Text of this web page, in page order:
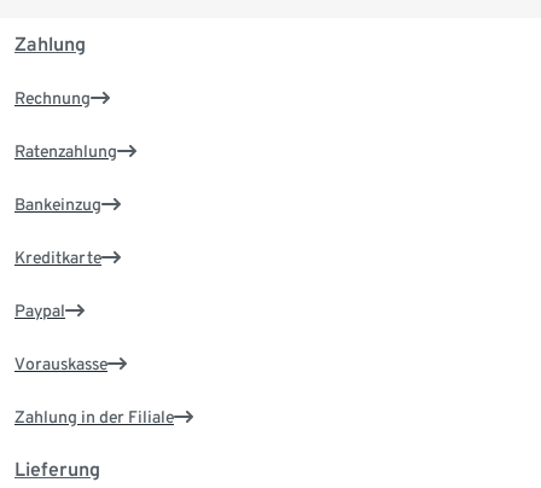
Zahlung
Rechnung
Ratenzahlung
Bankeinzug
Kreditkarte
Paypal
Vorauskasse
Zahlung in der Filiale
Lieferung